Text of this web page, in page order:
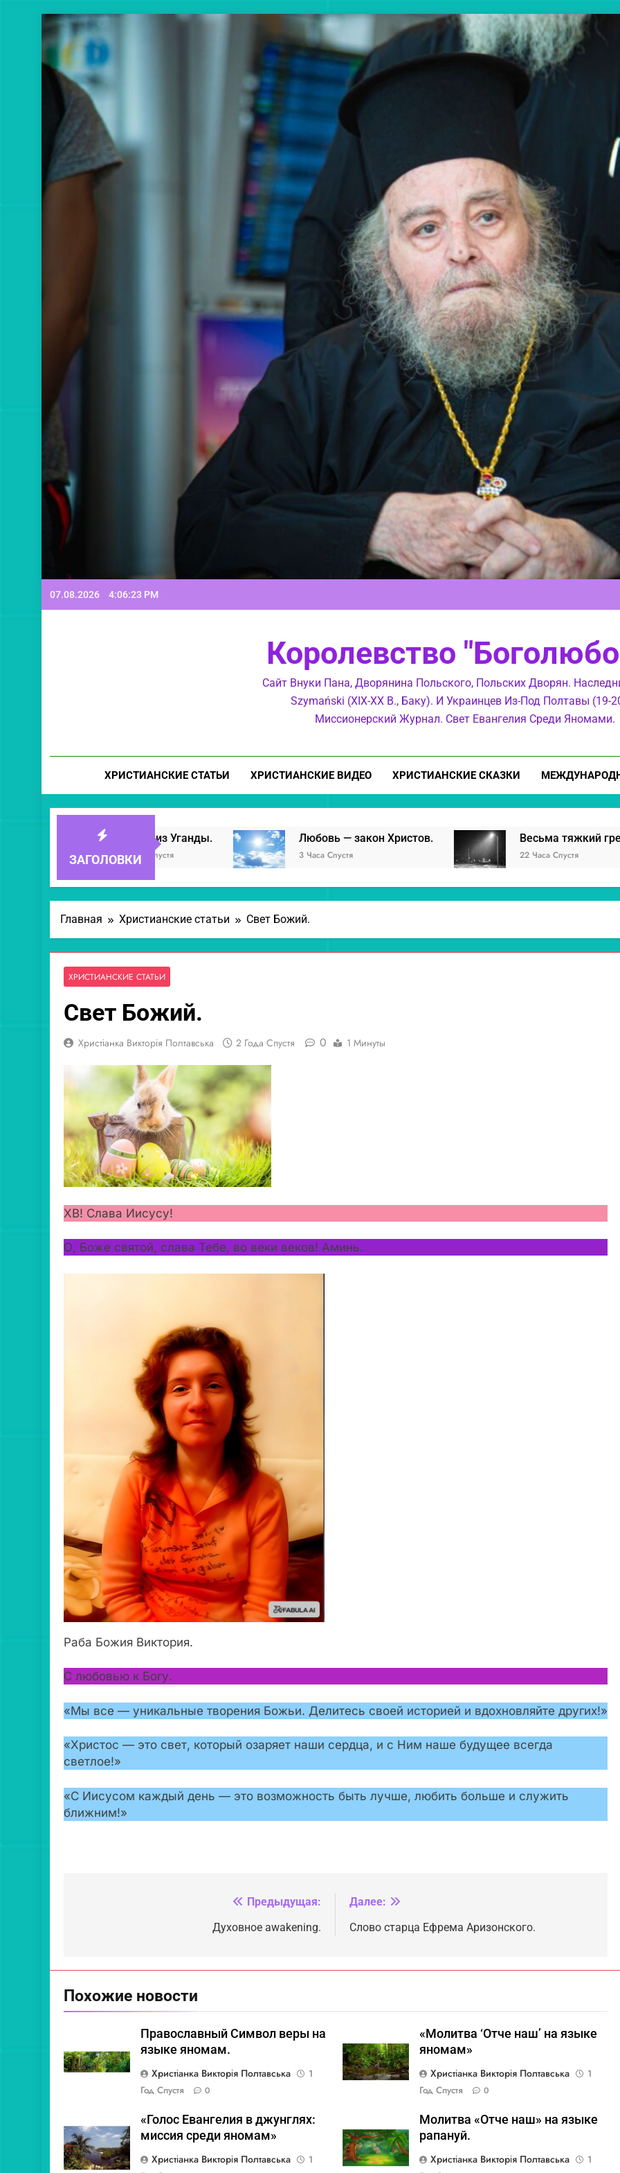
Перейти
к
содержимому
07.08.2026 4:06:25 PM
Весьма тяжкий
Весьма тяжкий
Весьма тяжкий
Королевство
Сайт Внуки Пана, Дворянина Польского, Польских Дворян.
Szymański (XIX-XX В., Баку). И Украинцев Из-Под Полтавы (19-
Миссионерский Журнал. Свет Евангелия Среди Яномами.
ХРИСТИАНСКИЕ СТАТЬИ ХРИСТИАНСКИЕ ВИДЕО ХРИСТИАНСКИЕ СКАЗКИ
ЗАГОЛОВКИ
Приятели из Уганды.
34 Минуты Спустя
Любовь — закон Христов.
3 Часа Спустя
Весьма тяжкий грех — быть как
22 Часа Спустя
Главная Христианские статьи Свет Божий.
ХРИСТИАНСКИЕ СТАТЬИ
Свет Божий.
Христіанка Викторія Полтавська 2 Года Спустя 0 1 Минуты
ХВ! Слава Иисусу!
О, Боже святой, слава Тебе, во веки веков! Аминь.
Раба Божия Виктория.
С любовью к Богу.
«Мы все — уникальные творения Божьи. Делитесь своей историей и вдохновляйте других!»
«Христос — это свет, который озаряет наши сердца, и с Ним наше будущее всегда
светлое!»
«С Иисусом каждый день — это возможность быть лучше, любить больше и служить
ближним!»
Предыдущая:
Духовное awakening.
Далее:
Слово старца Ефрема Аризонского.
Похожие новости
Православный Символ веры на
языке яномам.
Христіанка Викторія Полтавська
1
Год Спустя
0
«Молитва ‘Отче наш’ на языке
яномам»
Христіанка Викторія Полтавська
1
Год Спустя
0
«Голос Евангелия в джунглях:
миссия среди яномам»
Христіанка Викторія Полтавська
1
Молитва «Отче наш» на языке
рапануй.
Христіанка Викторія Полтавська
1